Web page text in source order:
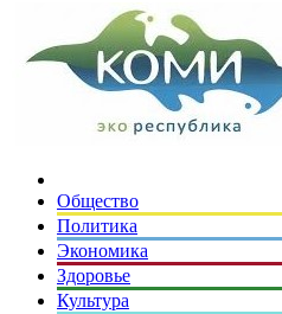
Общество
Политика
Экономика
Здоровье
Культура